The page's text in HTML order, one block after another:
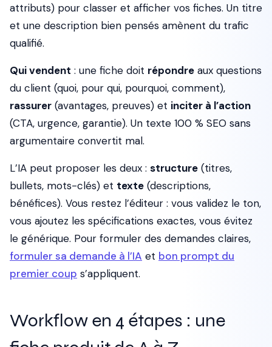
attributs) pour classer et afficher vos fiches. Un titre
et une description bien pensés amènent du trafic
qualifié.
Qui vendent : une fiche doit répondre aux questions
du client (quoi, pour qui, pourquoi, comment),
rassurer (avantages, preuves) et inciter à l’action
(CTA, urgence, garantie). Un texte 100 % SEO sans
argumentaire convertit mal.
L’IA peut proposer les deux : structure (titres,
bullets, mots-clés) et texte (descriptions,
bénéfices). Vous restez l’éditeur : vous validez le ton,
vous ajoutez les spécifications exactes, vous évitez
le générique. Pour formuler des demandes claires,
formuler sa demande à l’IA et bon prompt du
premier coup s’appliquent.
Workflow en 4 étapes : une